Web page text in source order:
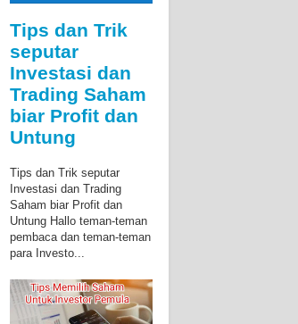
Tips dan Trik
seputar
Investasi dan
Trading Saham
biar Profit dan
Untung
Tips dan Trik seputar
Investasi dan Trading
Saham biar Profit dan
Untung Hallo teman-teman
pembaca dan teman-teman
para Investo...